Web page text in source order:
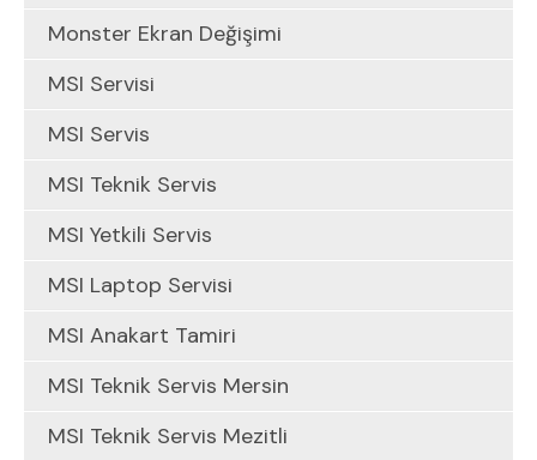
Monster Ekran Değişimi
MSI Servisi
MSI Servis
MSI Teknik Servis
MSI Yetkili Servis
MSI Laptop Servisi
MSI Anakart Tamiri
MSI Teknik Servis Mersin
MSI Teknik Servis Mezitli